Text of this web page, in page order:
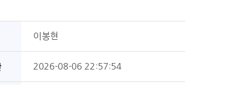
이봉현
2026-08-06 22:57:54